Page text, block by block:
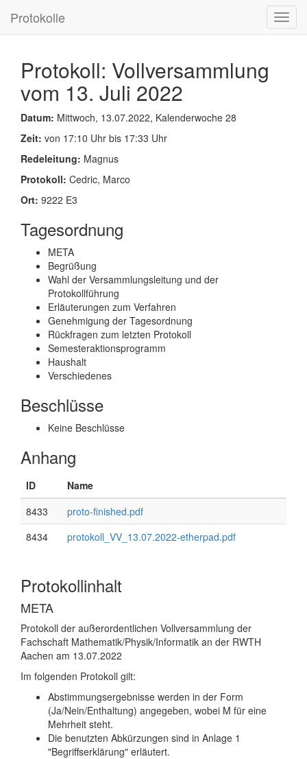
Protokolle
Protokoll: Vollversammlung
vom 13. Juli 2022
Datum: Mittwoch, 13.07.2022, Kalenderwoche 28
Zeit: von 17:10 Uhr bis 17:33 Uhr
Redeleitung: Magnus
Protokoll: Cedric, Marco
Ort: 9222 E3
Tagesordnung
META
Begrüßung
Wahl der Versammlungsleitung und der
Protokollführung
Erläuterungen zum Verfahren
Genehmigung der Tagesordnung
Rückfragen zum letzten Protokoll
Semesteraktionsprogramm
Haushalt
Verschiedenes
Beschlüsse
Keine Beschlüsse
Anhang
ID
Name
8433
proto-finished.pdf
8434
protokoll_VV_13.07.2022-etherpad.pdf
Protokollinhalt
META
Protokoll der außerordentlichen Vollversammlung der
Fachschaft Mathematik/Physik/Informatik an der RWTH
Aachen am 13.07.2022
Im folgenden Protokoll gilt:
Abstimmungsergebnisse werden in der Form
(Ja/Nein/Enthaltung) angegeben, wobei M für eine
Mehrheit steht.
Die benutzten Abkürzungen sind in Anlage 1
"Begriffserklärung" erläutert.